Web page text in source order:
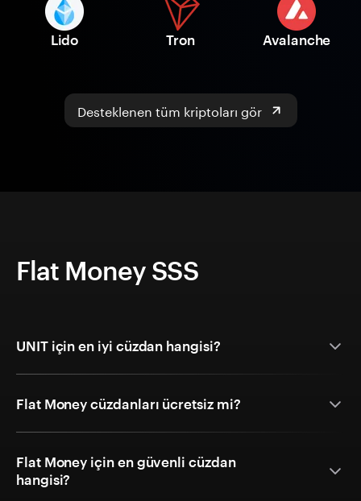
Lido Tron Avalanche
Desteklenen tüm kriptoları gör
Flat Money SSS
UNIT için en iyi cüzdan hangisi?
Flat Money cüzdanları ücretsiz mi?
Flat Money için en güvenli cüzdan
hangisi?